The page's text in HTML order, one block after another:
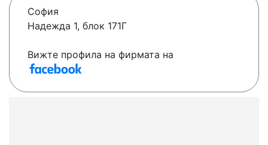
София
Надежда 1, блок 171Г
Вижте профила на фирмата на